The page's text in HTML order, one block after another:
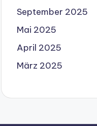
September 2025
Mai 2025
April 2025
März 2025